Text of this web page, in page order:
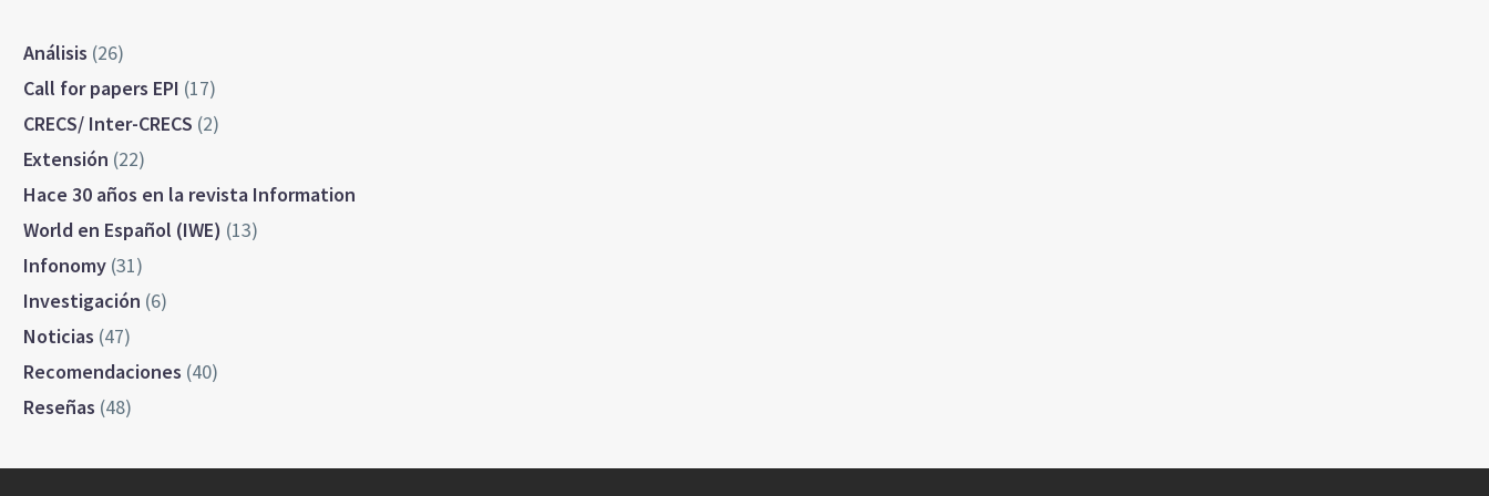
Análisis (26)
Call for papers EPI (17)
CRECS/ Inter-CRECS (2)
Extensión (22)
Hace 30 años en la revista Information
World en Español (IWE) (13)
Infonomy (31)
Investigación (6)
Noticias (47)
Recomendaciones (40)
Reseñas (48)